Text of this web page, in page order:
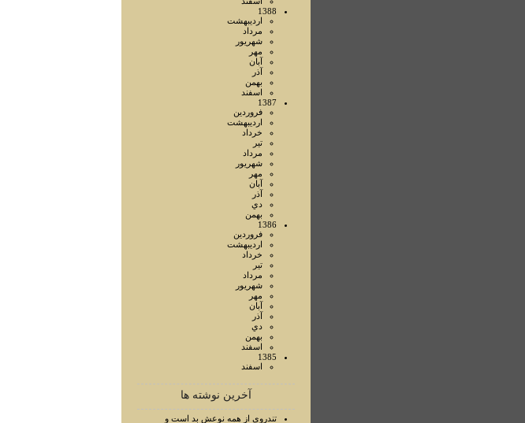
1388
ارديبهشت
مرداد
شهريور
مهر
آبان
آذر
بهمن
اسفند
1387
فروردين
ارديبهشت
خرداد
تير
مرداد
شهريور
مهر
آبان
آذر
دي
بهمن
1386
فروردين
ارديبهشت
خرداد
تير
مرداد
شهريور
مهر
آبان
آذر
دي
بهمن
اسفند
1385
اسفند
آخرین نوشته ها
تندروی از همه نوعش بد است و